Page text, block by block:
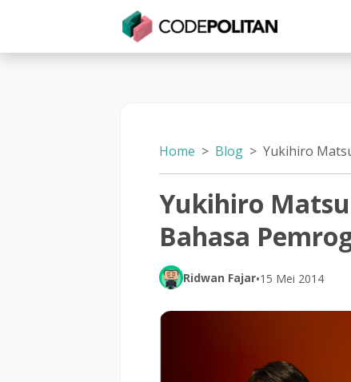
Untuk IndividuUntuk Bisnis
Home Blog Yukihiro Matsumoto,
Yukihiro
Bahasa
Ridwan Fajar•15 Mei 2014